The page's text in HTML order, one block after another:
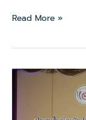
Read More »
นักศึกษา